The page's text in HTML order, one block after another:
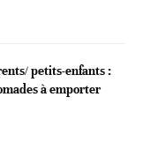
petits-enfants :
à emporter